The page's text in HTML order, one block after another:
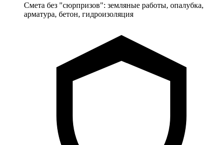
Смета без "сюрпризов": земляные работы, опалубка,
арматура, бетон, гидроизоляция